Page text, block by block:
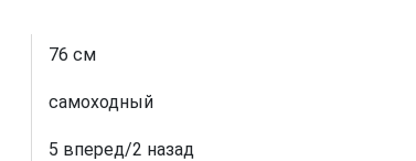
76 см
самоходный
5 вперед/2 назад